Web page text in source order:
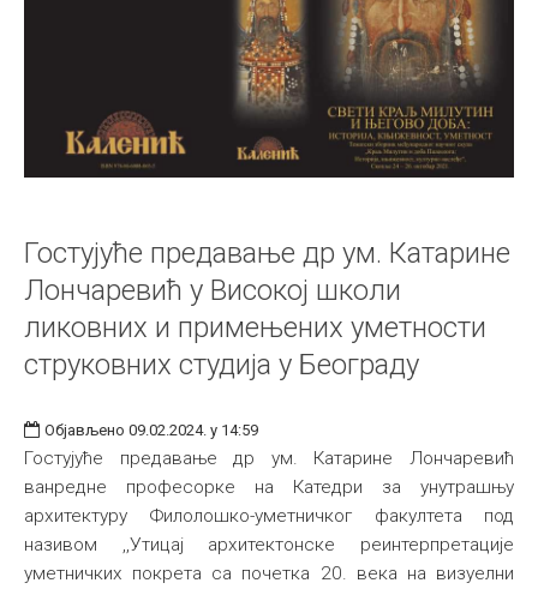
Гостујуће предавање др ум. Катарине
Лончаревић у Високој школи
ликовних и примењених уметности
струковних студија у Београду
Објављено 09.02.2024. у 14:59
Гостујуће предавање др ум. Катарине Лончаревић
ванредне професорке на Катедри за унутрашњу
архитектуру Филолошко-уметничког факултета под
називом ,,Утицај архитектонске реинтерпретације
уметничких покрета са почетка 20. века на визуелни